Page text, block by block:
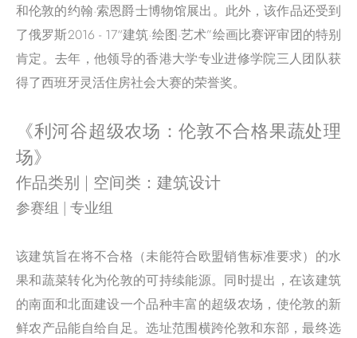
和伦敦的约翰·索恩爵士博物馆展出。此外，该作品还受到
了俄罗斯2016 - 17“建筑·绘图·艺术”绘画比赛评审团的特别
肯定。去年，他领导的香港大学专业进修学院三人团队获
得了西班牙灵活住房社会大赛的荣誉奖。
《利河谷超级农场：伦敦不合格果蔬处理
场》
作品类别 | 空间类：建筑设计
参赛组 | 专业组
该建筑旨在将不合格（未能符合欧盟销售标准要求）的水
果和蔬菜转化为伦敦的可持续能源。同时提出，在该建筑
的南面和北面建设一个品种丰富的超级农场，使伦敦的新
鲜农产品能自给自足。选址范围横跨伦敦和东部，最终选